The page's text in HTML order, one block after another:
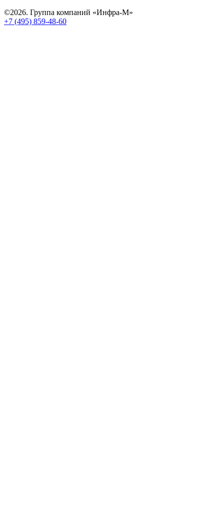
©2026. Группа компаний «Инфра-М»
+7 (495) 859-48-60